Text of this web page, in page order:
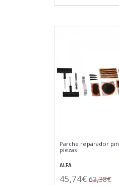
Parche reparador
piezas
ALFA
45,74€ 63,38€